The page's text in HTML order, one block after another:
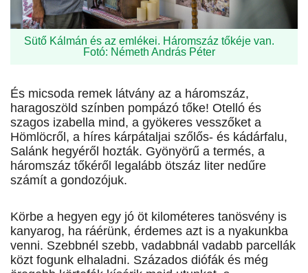
Sütő Kálmán és az emlékei. Háromszáz tőkéje van.
Fotó: Németh András Péter
És micsoda remek látvány az a háromszáz,
haragoszöld színben pompázó tőke! Otelló és
szagos izabella mind, a gyökeres vesszőket a
Hömlöcről, a híres kárpátaljai szőlős- és kádárfalu,
Salánk hegyéről hozták. Gyönyörű a termés, a
háromszáz tőkéről legalább ötszáz liter nedűre
számít a gondozójuk.
Körbe a hegyen egy jó öt kilométeres tanösvény is
kanyarog, ha ráérünk, érdemes azt is a nyakunkba
venni. Szebbnél szebb, vadabbnál vadabb parcellák
közt fogunk elhaladni. Százados diófák és még